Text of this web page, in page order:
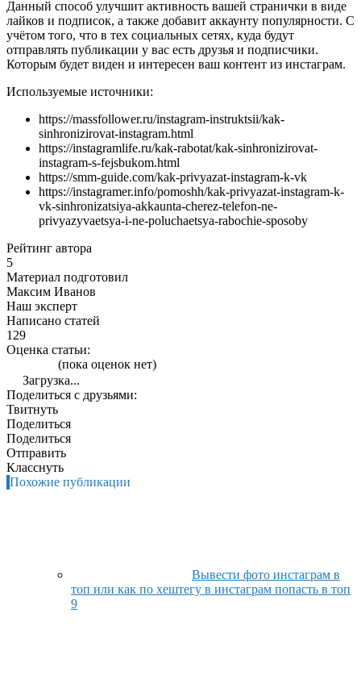
Данный способ улучшит активность вашей странички в виде
лайков и подписок, а также добавит аккаунту популярности. С
учётом того, что в тех социальных сетях, куда будут
отправлять публикации у вас есть друзья и подписчики.
Которым будет виден и интересен ваш контент из инстаграм.
Используемые источники:
https://massfollower.ru/instagram-instruktsii/kak-
sinhronizirovat-instagram.html
https://instagramlife.ru/kak-rabotat/kak-sinhronizirovat-
instagram-s-fejsbukom.html
https://smm-guide.com/kak-privyazat-instagram-k-vk
https://instagramer.info/pomoshh/kak-privyazat-instagram-k-
vk-sinhronizatsiya-akkaunta-cherez-telefon-ne-
privyazyvaetsya-i-ne-poluchaetsya-rabochie-sposoby
Рейтинг автора
5
Материал подготовил
Максим Иванов
Наш эксперт
Написано статей
129
Оценка статьи:
(пока оценок нет)
Загрузка...
Поделиться с друзьями:
Твитнуть
Поделиться
Поделиться
Отправить
Класснуть
Похожие публикации
Вывести фото инстаграм в
топ или как по хештегу в инстаграм попасть в топ
9